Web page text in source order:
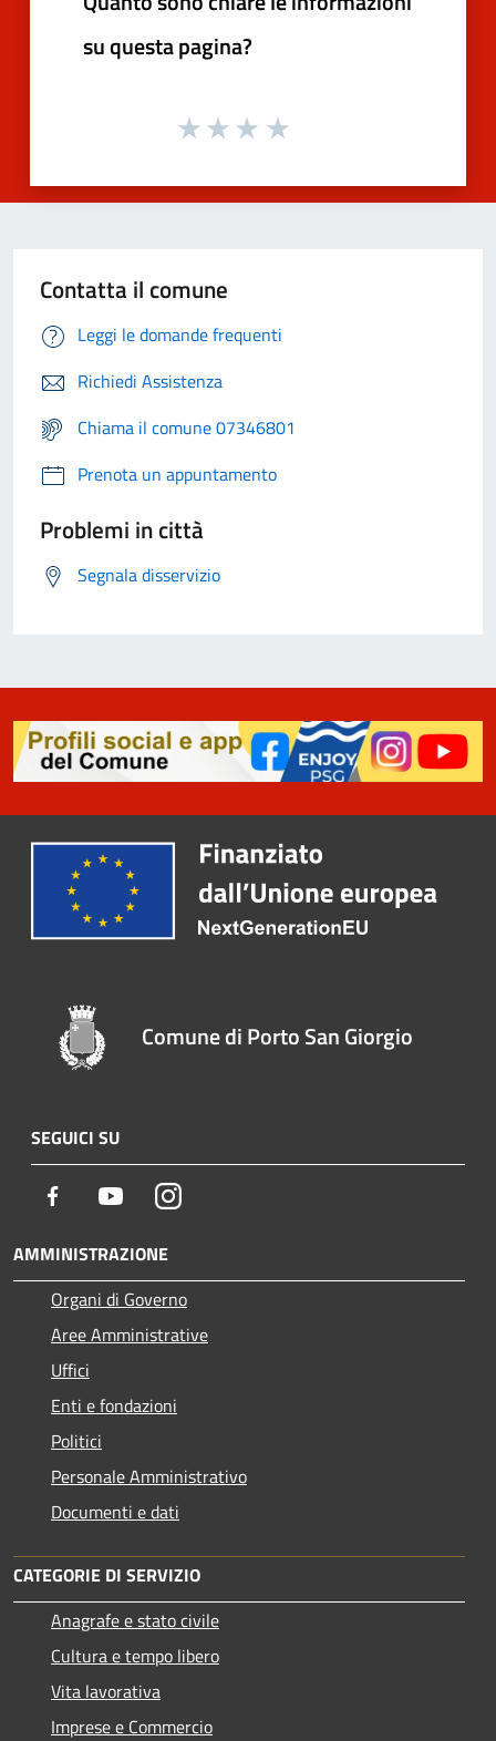
su questa pagina?
Contatta il comune
Leggi le domande frequenti
Richiedi Assistenza
Chiama il comune 07346801
Prenota un appuntamento
Problemi in città
Segnala disservizio
Comune di Porto San Giorgio
SEGUICI SU
Facebook YoutubeInstagram
AMMINISTRAZIONE
Organi di Governo
Aree Amministrative
Uffici
Enti e fondazioni
Politici
Personale Amministrativo
Documenti e dati
CATEGORIE DI SERVIZIO
Anagrafe e stato civile
Cultura e tempo libero
Vita lavorativa
Imprese e Commercio